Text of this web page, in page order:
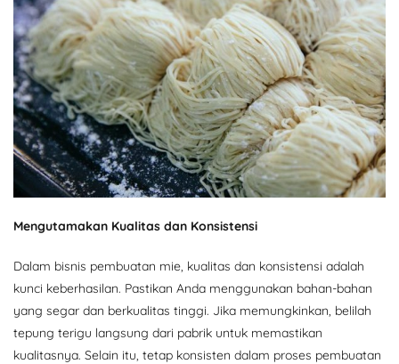
Mengutamakan Kualitas dan Konsistensi
Dalam bisnis pembuatan mie, kualitas dan konsistensi adalah
kunci keberhasilan. Pastikan Anda menggunakan bahan-bahan
yang segar dan berkualitas tinggi. Jika memungkinkan, belilah
tepung terigu langsung dari pabrik untuk memastikan
kualitasnya. Selain itu, tetap konsisten dalam proses pembuatan